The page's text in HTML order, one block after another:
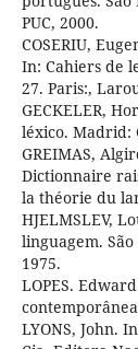
PUC, 2000.
COSERIU,
In: Cahiers de
27. Paris:,
GECKELER,
léxico. Madrid:
GREIMAS,
Dictionnaire
la théorie du
HJELMSLEV,
linguagem.
1975.
LOPES.
LYONS, John.